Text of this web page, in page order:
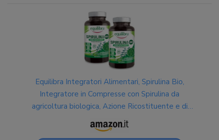
Equilibra Integratori Alimentari, Spirulina Bio,
Integratore in Compresse con Spirulina da
agricoltura biologica, Azione Ricostituente e di
Sostegno, 1g di Spirulina Bio per Dose, Vegan, 240
Compresse